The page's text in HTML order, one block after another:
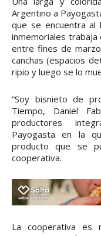
Argentino a
que se encuentra al
inmemoriales trabaja
entre fines de
canchas (espacios
ripio y luego se lo
“Soy bisnieto de
Tiempo, Daniel
productores
Payogasta en la
producto que se
cooperativa.
La cooperativa es